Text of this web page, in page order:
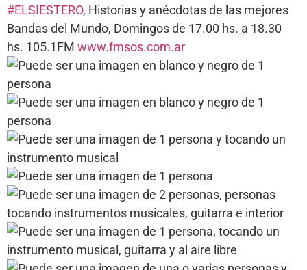
#ELSIESTERO, Historias y anécdotas de las mejores
Bandas del Mundo, Domingos de 17.00 hs. a 18.30
hs. 105.1FM www.fmsos.com.ar